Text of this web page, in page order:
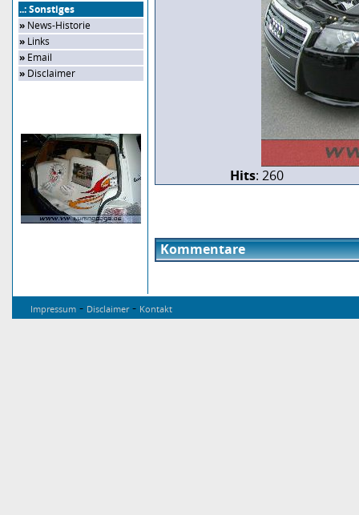
..: Sonstiges
» News-Historie
» Links
» Email
» Disclaimer
Hits: 260
Kommentare
Impressum - Disclaimer- Kontakt